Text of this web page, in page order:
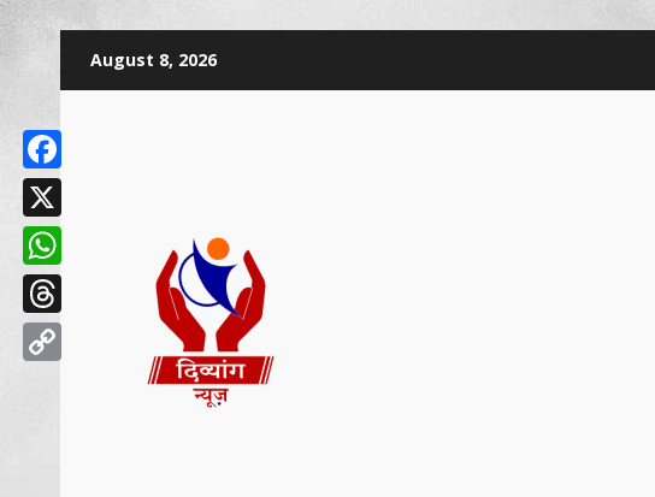
August 8, 2026
Facebook
X
WhatsApp
Threads